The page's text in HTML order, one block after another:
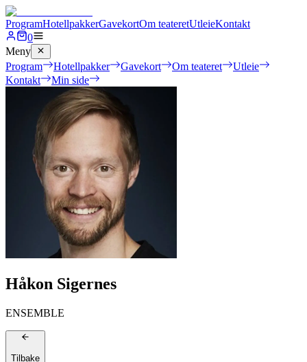
ProgramHotellpakkerGavekortOm teateretUtleieKontakt
0
Meny
Program
Hotellpakker Gavekort Om teateret
Utleie
Kontakt
Min side
Håkon Sigernes
ENSEMBLE
Tilbake